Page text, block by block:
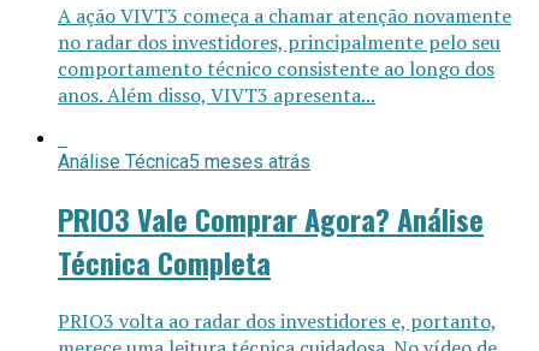
A ação VIVT3 começa a chamar atenção novamente
no radar dos investidores, principalmente pelo seu
comportamento técnico consistente ao longo dos
anos. Além disso, VIVT3 apresenta...
Análise Técnica5 meses atrás
PRIO3 Vale Comprar Agora? Análise
Técnica Completa
PRIO3 volta ao radar dos investidores e, portanto,